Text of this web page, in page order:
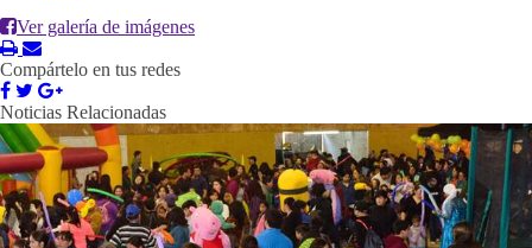
Ver galería de imágenes
Compártelo en tus redes
Noticias Relacionadas